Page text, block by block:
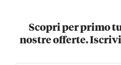
Scopri per primo
nostre offerte.